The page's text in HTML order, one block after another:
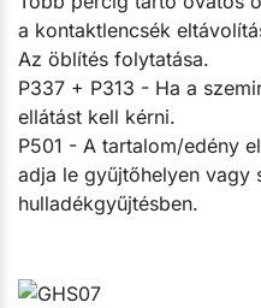
a kontaktlencsék
Az öblítés folytatása.
P337 + P313 - Ha a
ellátást kell kérni.
P501 - A tartalom/edény
adja le gyűjtőhelyen vagy
hulladékgyűjtésben.